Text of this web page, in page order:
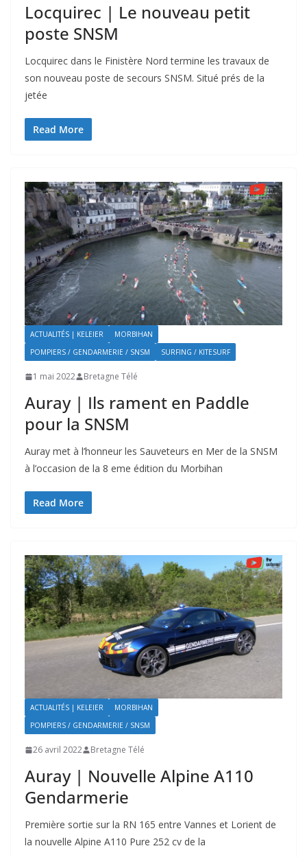
Locquirec | Le nouveau petit
poste SNSM
Locquirec dans le Finistère Nord termine les travaux de
son nouveau poste de secours SNSM. Situé prés de la
jetée
Read More
ACTUALITÉS | KELEIER
MORBIHAN
POMPIERS / GENDARMERIE / SNSM
SURFING / KITESURF
1 mai 2022 Bretagne Télé
Auray | Ils rament en Paddle
pour la SNSM
Auray met à l’honneur les Sauveteurs en Mer de la SNSM
à l’occasion de la 8 eme édition du Morbihan
Read More
ACTUALITÉS | KELEIER
MORBIHAN
POMPIERS / GENDARMERIE / SNSM
26 avril 2022 Bretagne Télé
Auray | Nouvelle Alpine A110
Gendarmerie
Première sortie sur la RN 165 entre Vannes et Lorient de
la nouvelle Alpine A110 Pure 252 cv de la